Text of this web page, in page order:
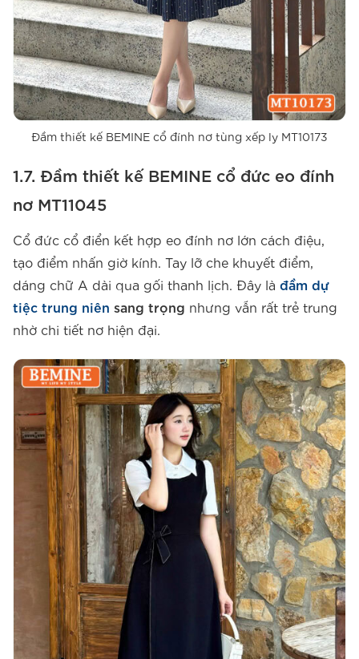
Đầm thiết kế BEMINE cổ đính nơ tùng xếp ly MT10173
1.7. Đầm thiết kế BEMINE cổ đức eo đính
nơ MT11045
Cổ đức cổ điển kết hợp eo đính nơ lớn cách điệu,
tạo điểm nhấn giờ kính. Tay lỡ che khuyết điểm,
dáng chữ A dài qua gối thanh lịch. Đây là đầm dự
tiệc trung niên sang trọng nhưng vẫn rất trẻ trung
nhờ chi tiết nơ hiện đại.